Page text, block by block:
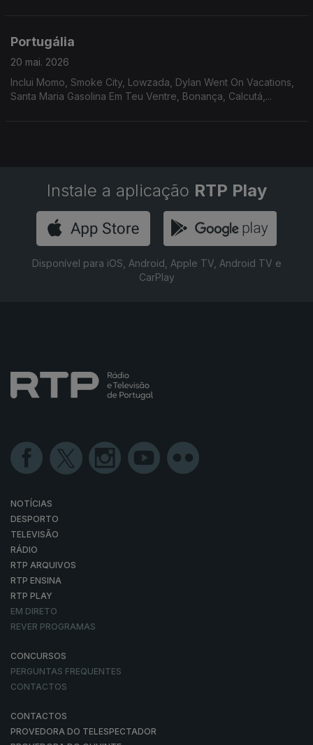
Portugália
20 mai. 2026
Inclui Momo, Smoke City, Lowzada, Dylan Went On Vacations,
Santa Maria Gasolina Em Teu Ventre, Bonança, Calcutá,...
Instale a aplicação RTP Play
Disponível para iOS, Android, Apple TV, Android TV e
CarPlay
NOTÍCIAS
DESPORTO
TELEVISÃO
RÁDIO
RTP ARQUIVOS
RTP ENSINA
RTP PLAY
EM DIRETO
REVER PROGRAMAS
CONCURSOS
PERGUNTAS FREQUENTES
CONTACTOS
CONTACTOS
PROVEDORA DO TELESPECTADOR